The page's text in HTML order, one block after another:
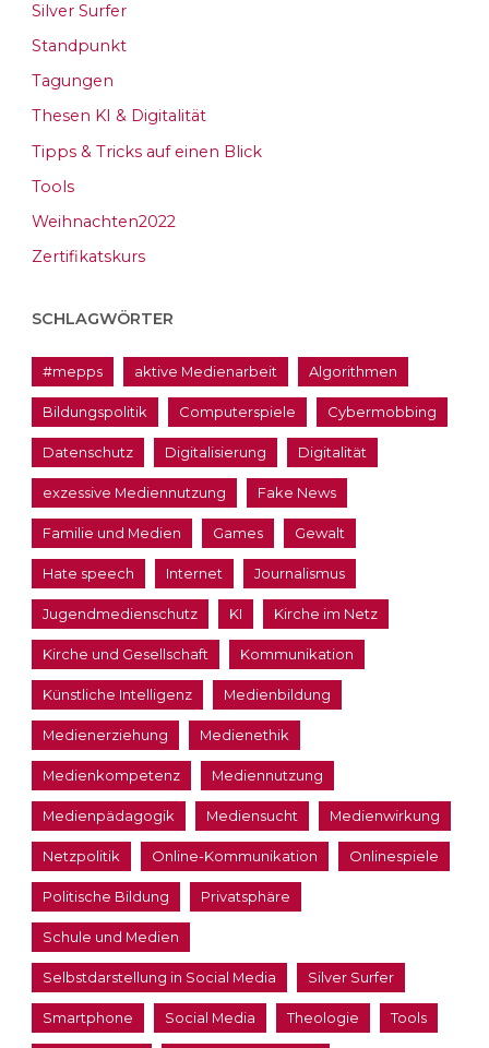
Silver Surfer
Standpunkt
Tagungen
Thesen KI & Digitalität
Tipps & Tricks auf einen Blick
Tools
Weihnachten2022
Zertifikatskurs
SCHLAGWÖRTER
#mepps aktive Medienarbeit Algorithmen
Bildungspolitik Computerspiele Cybermobbing
Datenschutz Digitalisierung Digitalität
exzessive Mediennutzung Fake News
Familie und Medien Games Gewalt
Hate speech Internet Journalismus
Jugendmedienschutz KI Kirche im Netz
Kirche und Gesellschaft Kommunikation
Künstliche Intelligenz Medienbildung
Medienerziehung Medienethik
Medienkompetenz Mediennutzung
Medienpädagogik Mediensucht Medienwirkung
Netzpolitik Online-Kommunikation Onlinespiele
Politische Bildung Privatsphäre
Schule und Medien
Selbstdarstellung in Social Media Silver Surfer
Smartphone Social Media Theologie Tools